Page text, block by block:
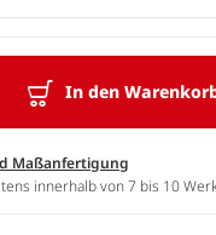
In den
Maßanfertigung
innerhalb von 7 bis 10